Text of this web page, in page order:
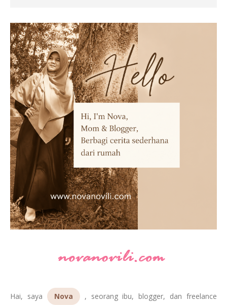
Hai, saya Nova
, seorang ibu, blogger, dan freelance